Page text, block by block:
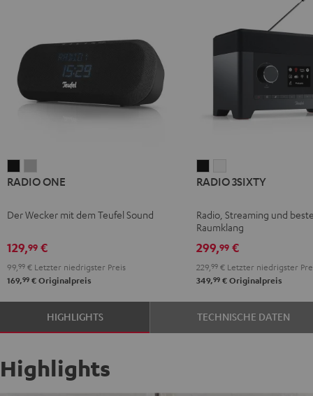
ONEONE
Gray
RADIO ONE
Der Wecker mit dem Teufel Sound
129,99 €
99, 99 € Letzter niedrigster Preis
169,99 € Originalpreis
3SIXTY3SIXTY
RADIO 3SIXTY
Radio, Streaming und
Raumklang
299,99€
229, 99€Letzter niedrigster
349,99€Originalpreis
HIGHLIGHTS TECHNISCHE DATEN
Highlights